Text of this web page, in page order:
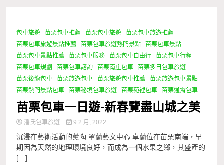
1 Minute
包車旅遊 苗栗包車推薦 苗栗包車旅遊
苗栗包車旅遊推薦
苗栗包車旅遊景點推薦
苗栗包車旅遊熱門景點
苗栗包車景點
苗栗包車景點推薦
苗栗包車服務 苗栗包車自由行
苗栗包車行程
苗栗包車規劃
苗栗包車諮詢 苗栗南庄包車
苗栗多日包車旅遊
苗栗後龍包車
苗栗旅遊包車 苗栗旅遊包車推薦
苗栗旅遊包車景點
苗栗熱門景點包車
苗栗秘境包車旅遊 苗栗苑裡包車 苗栗通霄包車
苗栗包車一日遊-新春覽盡山城之美
潘氏包車旅遊 9 2 月, 2022
沉浸在藝術活動的薰陶:罩蘭藝文中心 卓蘭位在苗栗南端，早
期因為天然的地理環境良好，而成為一個水果之鄉，其盛產的
[…]...